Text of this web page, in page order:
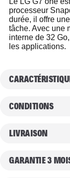
processeur
durée, il offre
tâche. Avec une
interne de 32
les applications.
CONDITIONS
LIVRAISON
GARANTIE 3